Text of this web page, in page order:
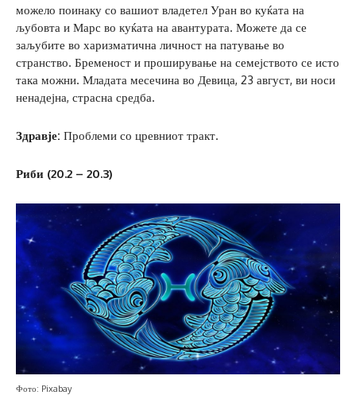
можело поинаку со вашиот владетел Уран во куќата на
љубовта и Марс во куќата на авантурата. Можете да се
заљубите во харизматична личност на патување во
странство. Бременост и проширување на семејството се исто
така можни. Младата месечина во Девица, 23 август, ви носи
ненадејна, страсна средба.
Здравје: Проблеми со цревниот тракт.
Риби (20.2 – 20.3)
Фото: Pixabay